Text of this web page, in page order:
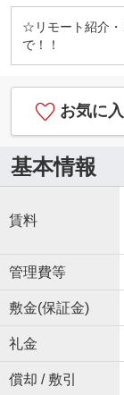
☆リモート紹介
で！！
お気に
基本情報
賃料
管理費等
敷金(保証金)
礼金
償却 / 敷引